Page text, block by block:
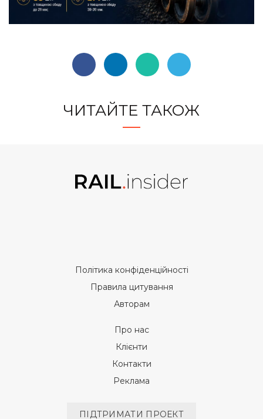
ЧИТАЙТЕ ТАКОЖ
Політика конфіденційності
Правила цитування
Авторам
Про нас
Клієнти
Контакти
Реклама
ПІДТРИМАТИ ПРОЕКТ